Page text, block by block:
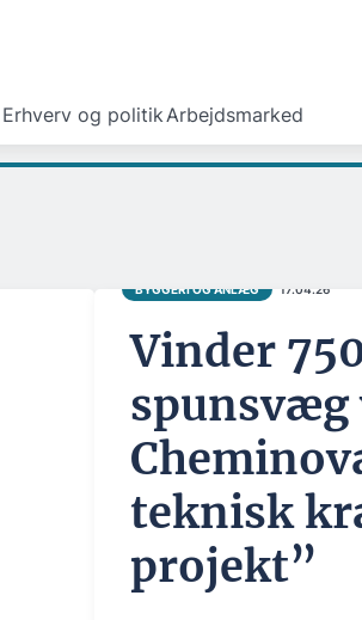
Erhverv og politikArbejdsmarked
BYGGERI OG ANLÆG 17.04.26
Vinder
spunsvæg
teknisk
projekt”